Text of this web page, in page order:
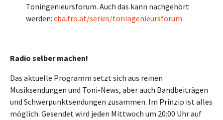
Toningenieursforum. Auch das kann nachgehört
werden: cba.fro.at/series/toningenieursforum
Radio selber machen!
Das aktuelle Programm setzt sich aus reinen
Musiksendungen und Toni-News, aber auch Bandbeiträgen
und Schwerpunktsendungen zusammen. Im Prinzip ist alles
möglich. Gesendet wird jeden Mittwoch um 20:00 Uhr auf